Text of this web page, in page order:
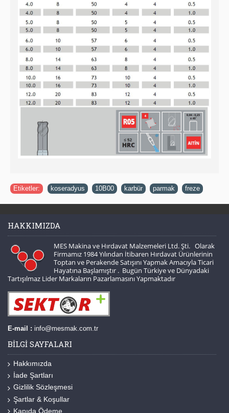
Etiketler: koseradyus 10B00 karbür parmak freze
HAKKIMIZDA
MES Makina ve Hırdavat Malzemeleri Ltd. Şti. Olarak
Firmamız 1984 Yılından İtibaren Hırdavat Ürünlerinin
Toptan ve Perakende Satışını Yapmak Amacıyla Ticari
Hayatına Başlamıştır . Bugün Türkiye ve Dünyadaki
Tartışılmaz Lider Markaların Pazarlamasını Yapmaktadır
E-mail : info@mesmak.com.tr
BILGI SAYFALARI
Hakkımızda
İade Şartları
Gizlilik Sözleşmesi
Şartlar & Koşullar
Kapıda Ödeme